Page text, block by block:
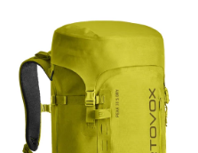
0,0
z
5
hvězdiček.